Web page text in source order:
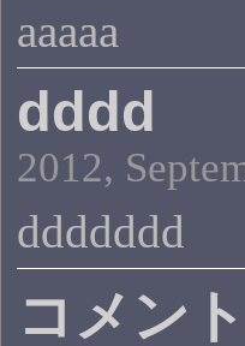
aaaaa
dddd
2012,
ddddddd
コメン